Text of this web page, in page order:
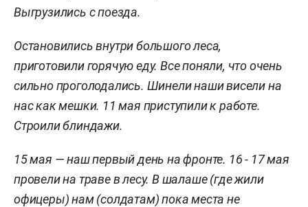
Выгрузились с поезда.
Остановились внутри большого леса,
приготовили горячую еду. Все поняли, что очень
сильно проголодались. Шинели наши висели на
нас как мешки. 11 мая приступили к работе.
Строили блиндажи.
15 мая —наш первый день на фронте. 16 - 17 мая
провели на траве в лесу. В шалаше (где жили
офицеры) нам (солдатам) пока места не